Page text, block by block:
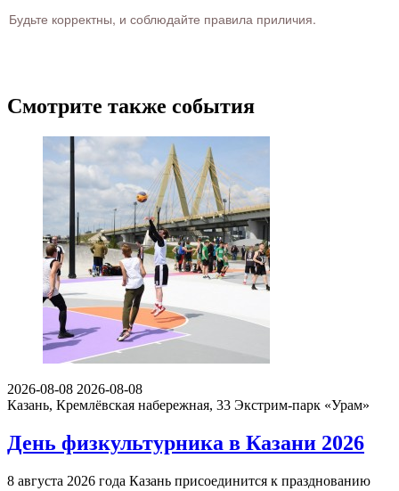
Будьте корректны, и соблюдайте правила приличия.
Смотрите также события
2026-08-08 2026-08-08
Казань, Кремлёвская набережная, 33 Экстрим-парк «Урам»
День физкультурника в Казани 2026
8 августа 2026 года Казань присоединится к празднованию